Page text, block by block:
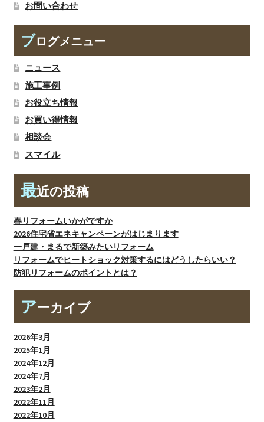
お問い合わせ
ブログメニュー
ニュース
施工事例
お役立ち情報
お買い得情報
相談会
スマイル
最近の投稿
春リフォームいかがですか
2026住宅省エネキャンペーンがはじまります
一戸建・まるで新築みたいリフォーム
リフォームでヒートショック対策するにはどうしたらいい？
防犯リフォームのポイントとは？
アーカイブ
2026年3月
2025年1月
2024年12月
2024年7月
2023年2月
2022年11月
2022年10月